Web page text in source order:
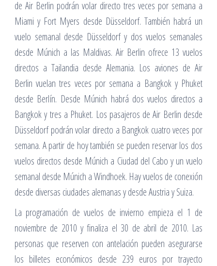
de Air Berlin podrán volar directo tres veces por semana a
Miami y Fort Myers desde Düsseldorf. También habrá un
vuelo semanal desde Düsseldorf y dos vuelos semanales
desde Múnich a las Maldivas. Air Berlin ofrece 13 vuelos
directos a Tailandia desde Alemania. Los aviones de Air
Berlin vuelan tres veces por semana a Bangkok y Phuket
desde Berlín. Desde Múnich habrá dos vuelos directos a
Bangkok y tres a Phuket. Los pasajeros de Air Berlin desde
Düsseldorf podrán volar directo a Bangkok cuatro veces por
semana. A partir de hoy también se pueden reservar los dos
vuelos directos desde Múnich a Ciudad del Cabo y un vuelo
semanal desde Múnich a Windhoek. Hay vuelos de conexión
desde diversas ciudades alemanas y desde Austria y Suiza.
La programación de vuelos de invierno empieza el 1 de
noviembre de 2010 y finaliza el 30 de abril de 2010. Las
personas que reserven con antelación pueden asegurarse
los billetes económicos desde 239 euros por trayecto